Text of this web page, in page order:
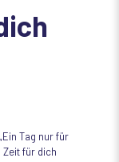
Tag nur für
Zeit für dich